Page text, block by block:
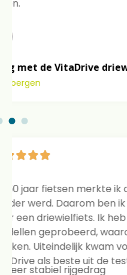
Prettige ervaring en
— Mevr. Knap